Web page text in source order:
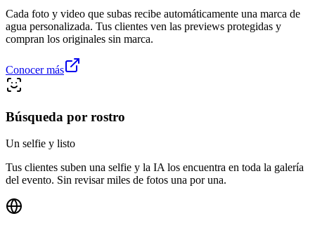
Cada foto y video que subas recibe automáticamente una marca de
agua personalizada. Tus clientes ven las previews protegidas y
compran los originales sin marca.
Conocer más
Búsqueda por rostro
Un selfie y listo
Tus clientes suben una selfie y la IA los encuentra en toda la galería
del evento. Sin revisar miles de fotos una por una.